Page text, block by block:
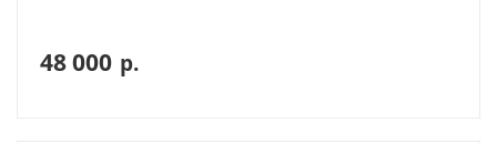
48 000 р.